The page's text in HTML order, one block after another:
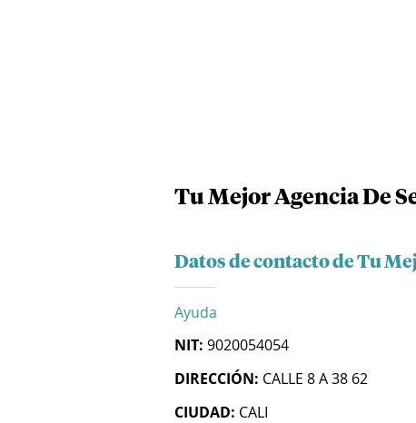
Tu Mejor Agencia De
Datos de contacto de Tu
Ayuda
NIT: 9020054054
DIRECCIÓN: CALLE 8 A 38 62
CIUDAD: CALI